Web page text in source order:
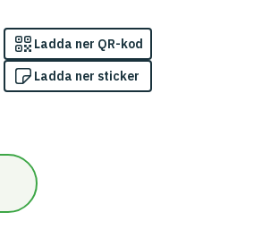
Ladda ner QR-kod
Ladda ner sticker